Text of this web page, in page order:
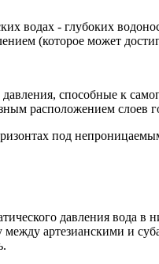
водах - глубоких
(которое может
способные к
расположением слоев
под
давления вода
между артезианскими и